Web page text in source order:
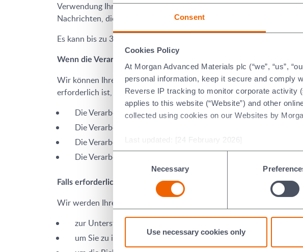
Consent
Cookies Policy
At Morgan Advanced Materials plc (“we”, “us”,
personal information, keep it secure and comply
Reverse IP tracking to monitor corporate activity
applies to this website (“Website”) and other
collected using cookies on our Websites by
Last updated: [24 February 2026]
Consent
Necessary
Use necessary cookies only
Verwendung Ihrer Daten auf eine der genannten Arten jederzeit
Nachrichten, die Sie erhalten, oder setzen Sie sich mit uns in
Es kann bis zu 30 Tage dauern, bis Ihre Anfrage bearbeitet wird.
Wenn die Verarbeitung für die Verfolgung unserer berechtigten
Wir können Ihre personenbezogenen Daten verwenden und
erforderlich ist, und zwar für die folgenden Zwecke:
Die Verarbeitung ist erforderlich, damit wir unser
Die Verarbeitung ist notwendig, damit wir unsere Kunden und
Die Verarbeitung ist erforderlich, damit wir auf die sich
Die Verarbeitung ist notwendig, damit wir die administrativen
Falls erforderlich, um unseren gesetzlichen Verpflichtungen
Wir werden Ihre personenbezogenen Daten verwenden, um unseren
zur Unterstützung von Behörden oder strafrechtlichen
um Sie zu identifizieren, wenn Sie uns kontaktieren;